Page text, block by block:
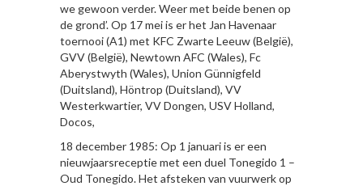
we gewoon verder. Weer met beide benen op
de grond’. Op 17 mei is er het Jan Havenaar
toernooi (A1) met KFC Zwarte Leeuw (België),
GVV (België), Newtown AFC (Wales), Fc
Aberystwyth (Wales), Union Günnigfeld
(Duitsland), Höntrop (Duitsland), VV
Westerkwartier, VV Dongen, USV Holland,
Docos,
18 december 1985: Op 1 januari is er een
nieuwjaarsreceptie met een duel Tonegido 1 –
Oud Tonegido. Het afsteken van vuurwerk op